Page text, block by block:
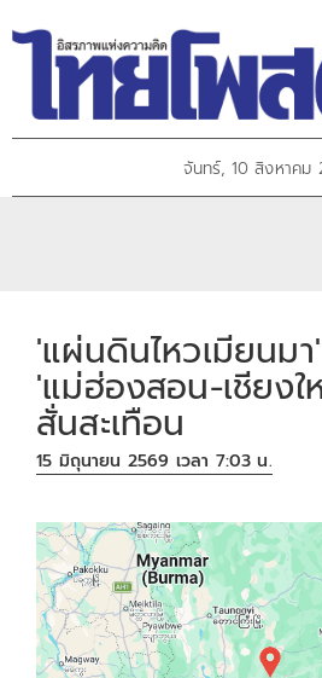
จันทร์, 10 สิงหาคม
'แผ่นดินไหวเมียนม
'แม่ฮ่องสอน-เชียงใ
สั่นสะเทือน
15 มิถุนายน 2569 เวลา 7:03 น.